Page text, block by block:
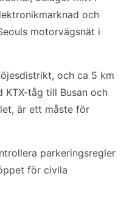
och
motorvägsnät i
och ca 5 km
tåg till Busan och
är ett måste för
parkeringsregler
för civila